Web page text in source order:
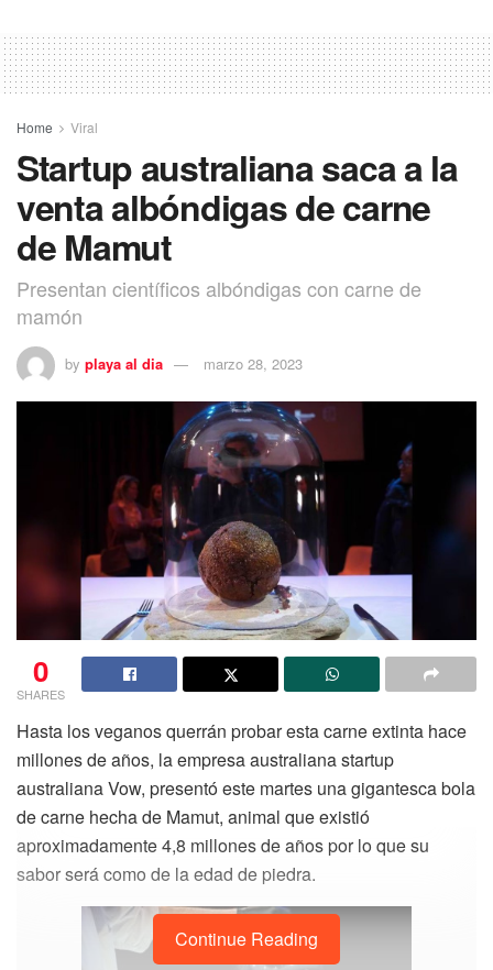
Home Viral
Startup australiana saca a la
venta albóndigas de carne
de Mamut
Presentan científicos albóndigas con carne de
mamón
by playa al dia marzo 28, 2023
0
SHARES
Hasta los veganos querrán probar esta carne extinta hace
millones de años, la empresa australiana startup
australiana Vow, presentó este martes una gigantesca bola
de carne hecha de Mamut, animal que existió
aproximadamente 4,8 millones de años por lo que su
sabor será como de la edad de piedra.
Continue Reading